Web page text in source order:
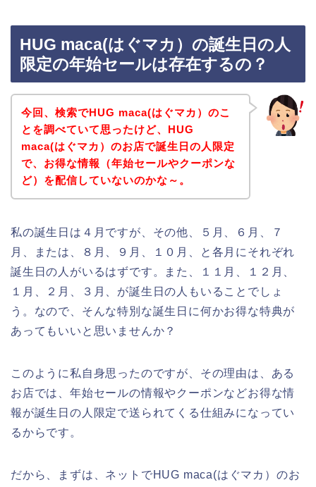
HUG maca(はぐマカ）の誕生日の人
限定の年始セールは存在するの？
今回、検索でHUG maca(はぐマカ）のこ
とを調べていて思ったけど、HUG
maca(はぐマカ）のお店で誕生日の人限定
で、お得な情報（年始セールやクーポンな
ど）を配信していないのかな～。
私の誕生日は４月ですが、その他、５月、６月、７
月、または、８月、９月、１０月、と各月にそれぞれ
誕生日の人がいるはずです。また、１１月、１２月、
１月、２月、３月、が誕生日の人もいることでしょ
う。なので、そんな特別な誕生日に何かお得な特典が
あってもいいと思いませんか？
このように私自身思ったのですが、その理由は、ある
お店では、年始セールの情報やクーポンなどお得な情
報が誕生日の人限定で送られてくる仕組みになってい
るからです。
だから、まずは、ネットでHUG maca(はぐマカ）のお